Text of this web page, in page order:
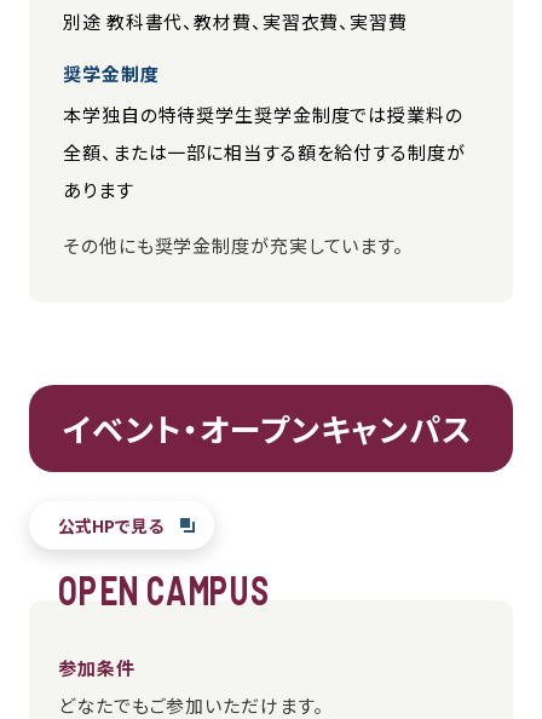
別途 教科書代、教材費、実習衣費、実習費
奨学金制度
本学独自の特待奨学生奨学金制度では授業料の
全額、または一部に相当する額を給付する制度が
あります
その他にも奨学金制度が充実しています。
イベント・オープンキャンパス
公式HPで見る
OPEN CAMPUS
参加条件
どなたでもご参加いただけます。